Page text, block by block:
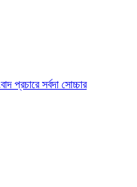
প্রচারে সর্বদা সোচ্চার